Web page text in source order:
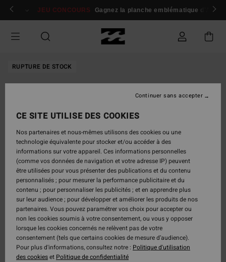
Passer
Se connecter / s'inscrire
JEU CONCOURS Gagnez la planche emblématique d'Andy
RUPTURE DE STOCK
CE SITE UTILISE DES COOKIES
Nos partenaires et nous-mêmes utilisons des cookies ou une
technologie équivalente pour stocker et/ou accéder à des
informations sur votre appareil. Ces informations personnelles
(comme vos données de navigation et votre adresse IP) peuvent
être utilisées pour vous présenter des publications et du contenu
personnalisés ; pour mesurer la performance publicitaire et du
contenu ; pour personnaliser les publicités ; et en apprendre plus
sur leur audience ; pour développer et améliorer les produits de nos
partenaires. Vous pouvez paramétrer vos choix pour accepter ou
non les cookies soumis à votre consentement, ou vous y opposer
lorsque les cookies concernés ne relèvent pas de votre
consentement (tels que certains cookies de mesure d’audience).
Pour plus d'informations, consultez notre : Politique d'utilisation
des cookieset Politique de confidentialité
Continuer sans accepter